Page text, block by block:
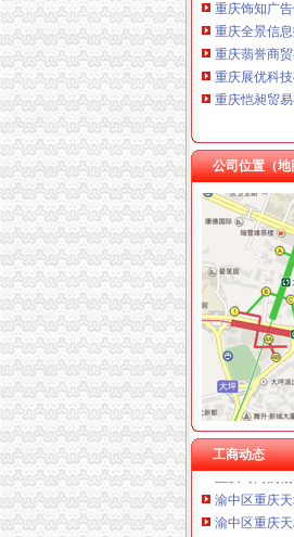
重庆全景信
重庆翡誉商贸
重庆展优科
重庆恺昶贸
重庆同济汽
重庆科发表
重庆德谋生
川思博机械
公司位置（地
工商动态
渝中区重庆天
渝中区重庆
重庆渝中重
重庆天地对
重庆市渝中
渝中区重庆
【多图】渝
重庆时尚购
渝中区重庆
化龙桥-重庆